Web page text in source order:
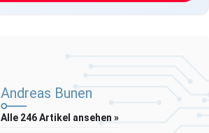
Andreas Bunen
Alle 246 Artikel ansehen »